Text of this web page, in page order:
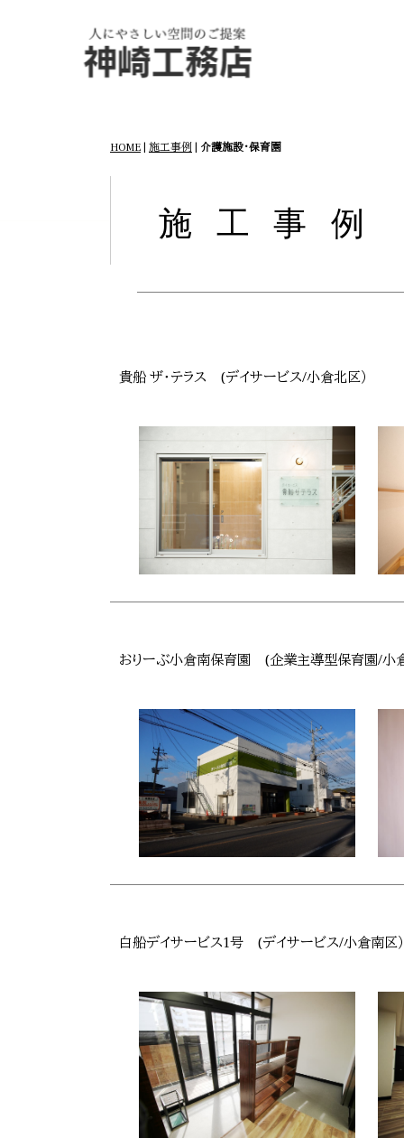
HOME 施工事例 介護施設・保育園
施工事例
貴船 ザ・テラス (デイサービス/小倉北区）
おりーぶ小倉南保育園 (企業主導型保育園/小
白船デイサービス1号 (デイサービス/小倉南区）